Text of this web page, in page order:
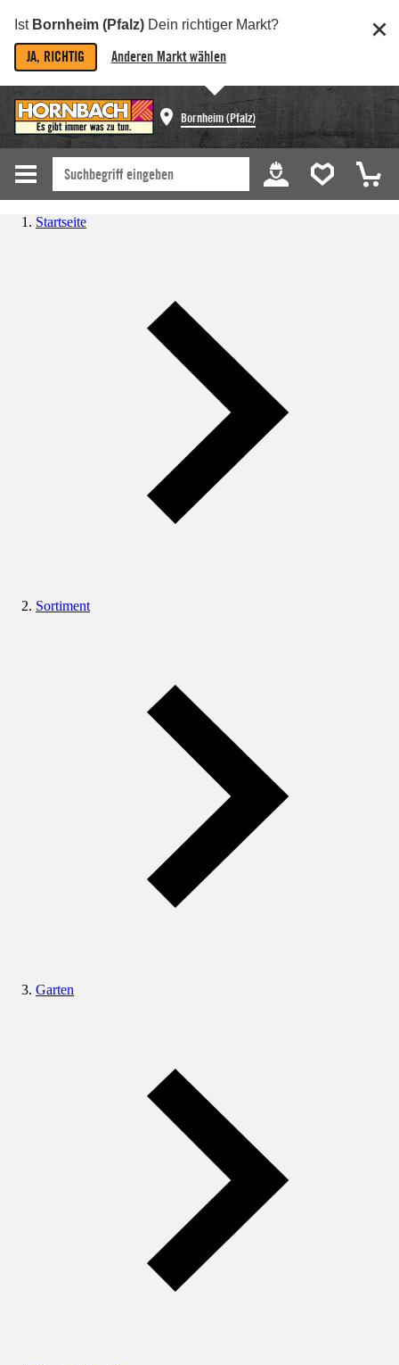
Ist Bornheim (Pfalz) Dein richtiger Markt?
JA, RICHTIG Anderen Markt wählen
Bornheim (Pfalz)
Startseite
Sortiment
Garten